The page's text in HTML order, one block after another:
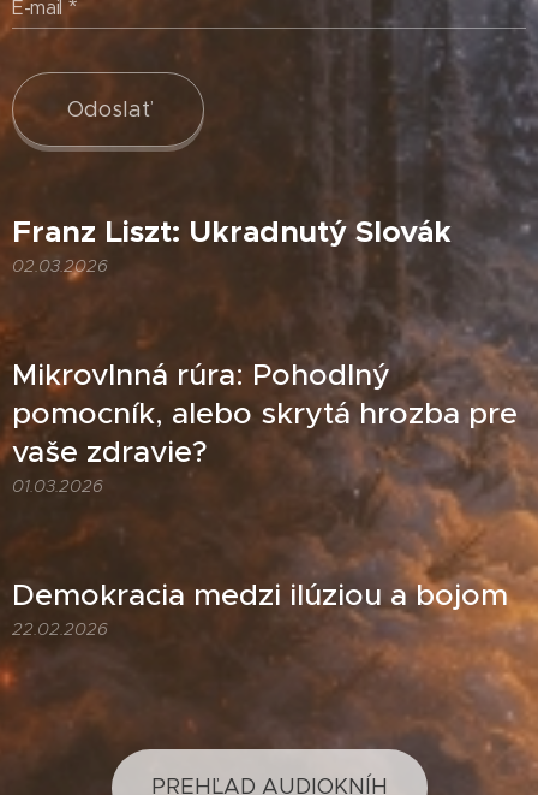
E-mail
Odoslať
Franz Liszt: Ukradnutý Slovák
02.03.2026
Mikrovlnná rúra: Pohodlný
pomocník, alebo skrytá hrozba pre
vaše zdravie?
01.03.2026
Demokracia medzi ilúziou a bojom
22.02.2026
PREHĽAD AUDIOKNÍH